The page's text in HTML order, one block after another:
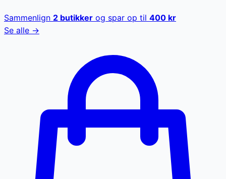
Sammenlign 2 butikker og spar op til 400 kr
Se alle →